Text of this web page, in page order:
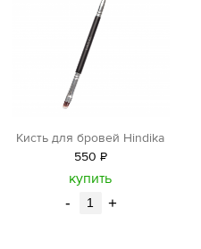
Кисть для бровей Hindika
550 Р
уб.
купить
- +